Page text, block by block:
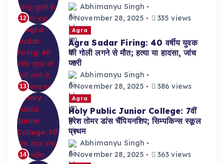
12
Abhimanyu Singh
November 28, 2025
335 views
13
Agra
Agra Sadar Firing: 40 वर्षीय युवक
की गोली लगने से मौत; हत्या या हादसा, जांच
जारी
Abhimanyu Singh
November 28, 2025
386 views
14
Agra
Holy Public Junior College: 7वीं
हरेश तोमर डांस चैंपियनशिप; सिम्पकिन्स स्कूल
प्रथम
Abhimanyu Singh
November 28, 2025
363 views